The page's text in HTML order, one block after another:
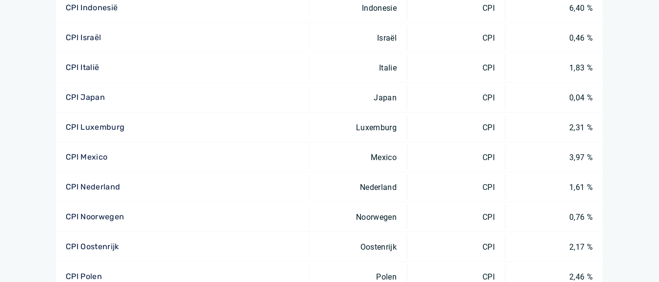
CPI Indonesië Indonesie CPI 6,40 %
CPI Israël Israël CPI 0,46 %
CPI Italië Italie CPI 1,83 %
CPI Japan Japan CPI 0,04 %
CPI Luxemburg Luxemburg CPI 2,31 %
CPI Mexico Mexico CPI 3,97 %
CPI Nederland Nederland CPI 1,61 %
CPI Noorwegen Noorwegen CPI 0,76 %
CPI Oostenrijk Oostenrijk CPI 2,17 %
CPI Polen Polen CPI 2,46 %